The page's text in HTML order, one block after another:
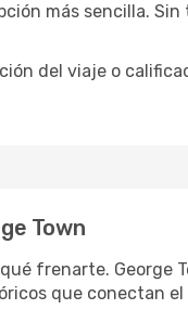
más sencilla.
del viaje o
Town
frenarte. George
que conectan